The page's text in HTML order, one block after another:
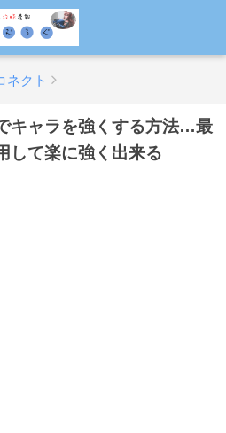
ネクト
キャラを強くする方法…最
して楽に強く出来る